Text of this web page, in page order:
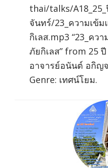
thai/talks/
จันทร์/23_ความเข้
กิเลส.mp3 “23_คว
ภัยกิเลส” from 25
อาจารย์อนันต์ อกิญจ
Genre: เทศน์โยม.